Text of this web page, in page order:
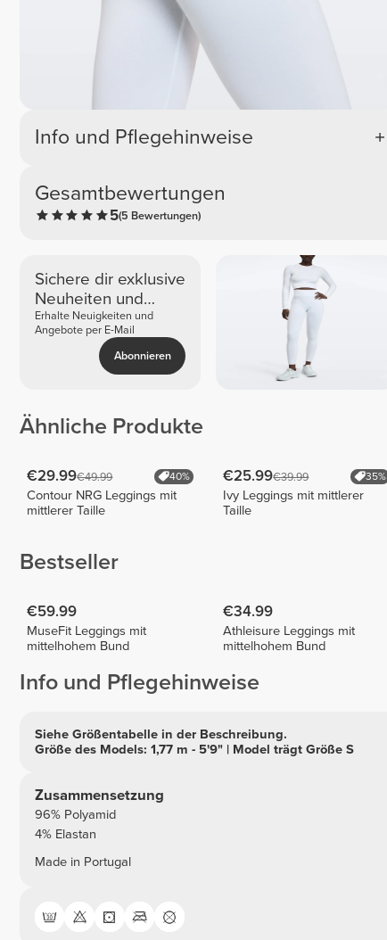
Info und Pflegehinweise
Gesamtbewertungen
5(5 Bewertungen)
Sichere dir exklusive
Neuheiten und
Angebote
Erhalte Neuigkeiten und
Angebote per E-Mail
Abonnieren
Ähnliche Produkte
€29.99€49.99 40%
Contour NRG Leggings mit
mittlerer Taille
€25.99€39.99 35%
Ivy Leggings mit mittlerer
Taille
Bestseller
€59.99
MuseFit Leggings mit
mittelhohem Bund
€34.99
Athleisure Leggings mit
mittelhohem Bund
Info und Pflegehinweise
Siehe Größentabelle in der Beschreibung.
Größe des Models: 1,77 m - 5'9" | Model trägt Größe S
Zusammensetzung
96% Polyamid
4% Elastan
Made in Portugal